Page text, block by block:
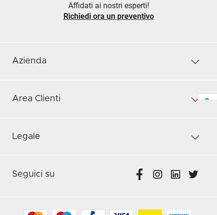
Affidati ai nostri esperti!
Richiedi ora un preventivo
Azienda
Area Clienti
Legale
Seguici su